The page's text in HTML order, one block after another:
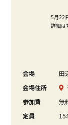
5月22日
詳細は
会場
田
会場住所
参加費
無
定員
15